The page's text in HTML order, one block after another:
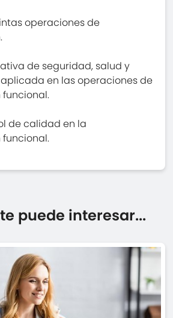
operaciones de
de seguridad, salud y
en las operaciones de
de calidad en la
puede interesar...